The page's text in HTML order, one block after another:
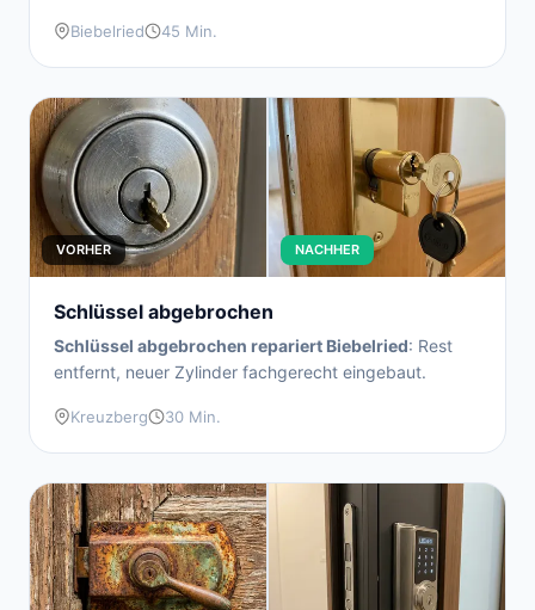
Biebelried 45 Min.
VORHER NACHHER
Schlüssel abgebrochen
Schlüssel abgebrochen repariert Biebelried: Rest
entfernt, neuer Zylinder fachgerecht eingebaut.
Kreuzberg 30 Min.